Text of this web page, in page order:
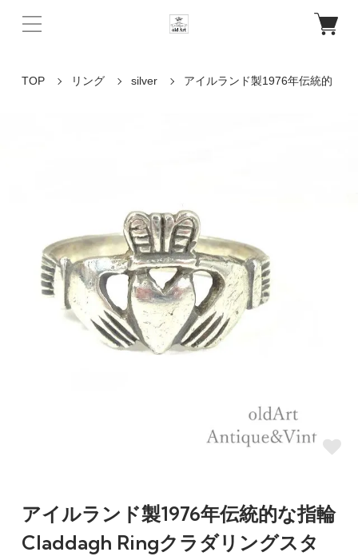
TOP リング silver アイルランド製1976年伝統的
アイルランド製1976年伝統的な指輪
Claddagh Ringクラダリングスタ